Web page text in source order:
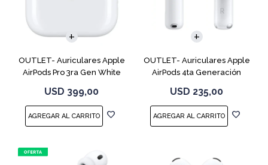
OUTLET- Auriculares Apple
AirPods Pro 3ra Gen White
USD 399,00
OUTLET- Auriculares Apple
AirPods 4ta Generación
USD 235,00